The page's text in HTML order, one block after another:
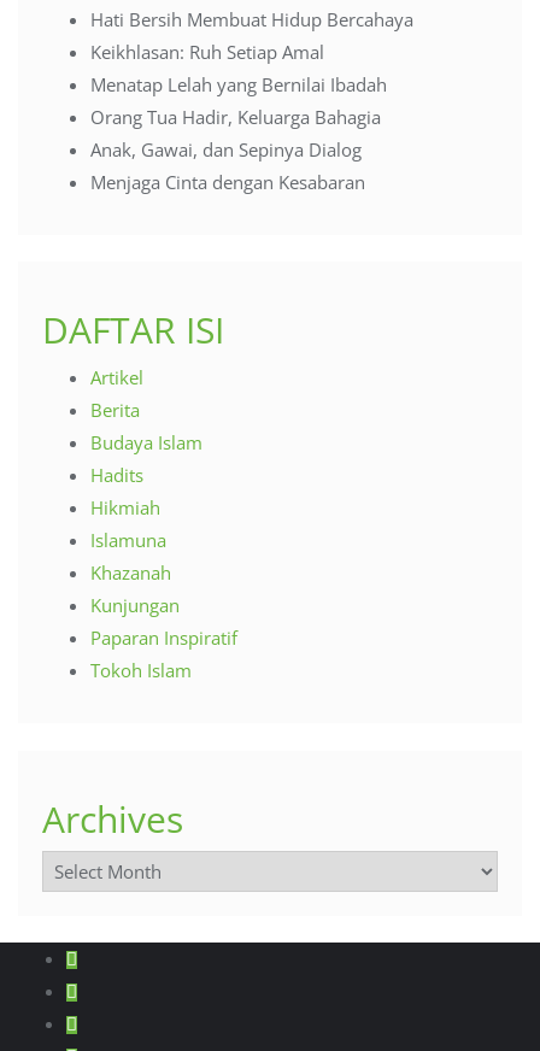
Hati Bersih Membuat Hidup Bercahaya
Keikhlasan: Ruh Setiap Amal
Menatap Lelah yang Bernilai Ibadah
Orang Tua Hadir, Keluarga Bahagia
Anak, Gawai, dan Sepinya Dialog
Menjaga Cinta dengan Kesabaran
DAFTAR ISI
Artikel
Berita
Budaya Islam
Hadits
Hikmiah
Islamuna
Khazanah
Kunjungan
Paparan Inspiratif
Tokoh Islam
Archives
Archives